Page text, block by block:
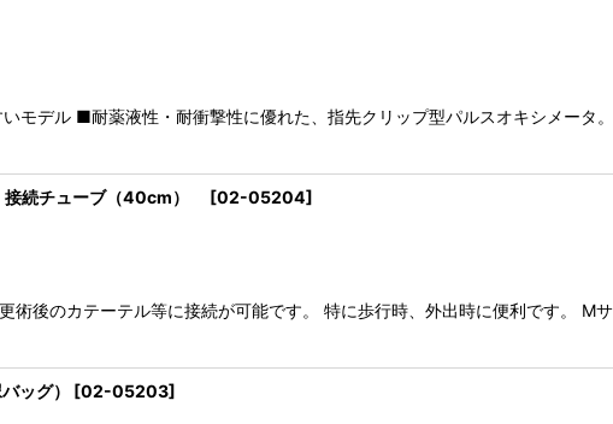
モデル ■耐薬液性・耐衝撃性に優れた、指先クリップ型パルスオキシメー
接続チューブ（40cm） [02-05204]
術後のカテーテル等に接続が可能です。 特に歩行時、外出時に便利です
ッグ） [02-05203]